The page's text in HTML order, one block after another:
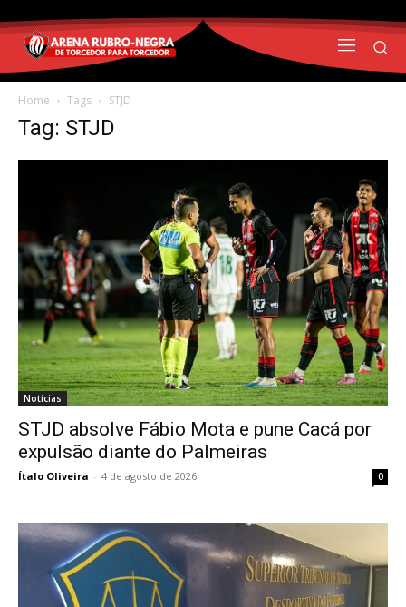
Home Tags STJD
Tag: STJD
Notícias
STJD absolve Fábio Mota e pune Cacá por
expulsão diante do Palmeiras
Ítalo Oliveira - 4 de agosto de 2026 0